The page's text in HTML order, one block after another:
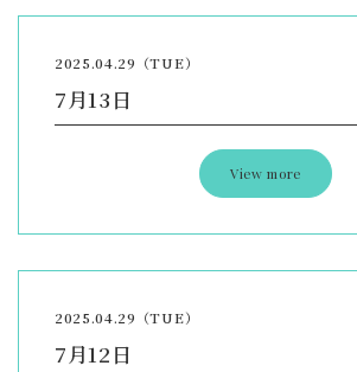
2025.04.29（TUE）
7月13日
View more
2025.04.29（TUE）
7月12日